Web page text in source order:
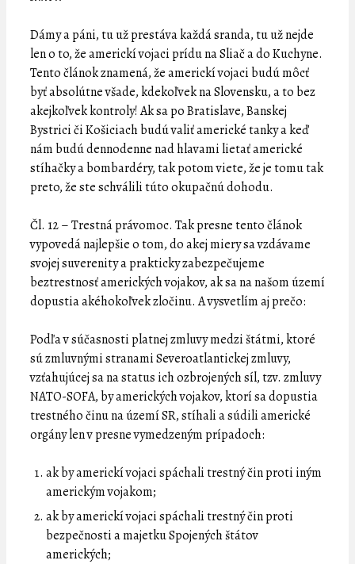
Dámy a páni, tu už prestáva každá sranda, tu už nejde
len o to, že americkí vojaci prídu na Sliač a do Kuchyne.
Tento článok znamená, že americkí vojaci budú môcť
byť absolútne všade, kdekoľvek na Slovensku, a to bez
akejkoľvek kontroly! Ak sa po Bratislave, Banskej
Bystrici či Košiciach budú valiť americké tanky a keď
nám budú dennodenne nad hlavami lietať americké
stíhačky a bombardéry, tak potom viete, že je tomu tak
preto, že ste schválili túto okupačnú dohodu.
Čl. 12 – Trestná právomoc. Tak presne tento článok
vypovedá najlepšie o tom, do akej miery sa vzdávame
svojej suverenity a prakticky zabezpečujeme
beztrestnosť amerických vojakov, ak sa na našom území
dopustia akéhokoľvek zločinu. A vysvetlím aj prečo:
Podľa v súčasnosti platnej zmluvy medzi štátmi, ktoré
sú zmluvnými stranami Severoatlantickej zmluvy,
vzťahujúcej sa na status ich ozbrojených síl, tzv. zmluvy
NATO-SOFA, by amerických vojakov, ktorí sa dopustia
trestného činu na území SR, stíhali a súdili americké
orgány len v presne vymedzeným prípadoch:
ak by americkí vojaci spáchali trestný čin proti iným
americkým vojakom;
ak by americkí vojaci spáchali trestný čin proti
bezpečnosti a majetku Spojených štátov
amerických;